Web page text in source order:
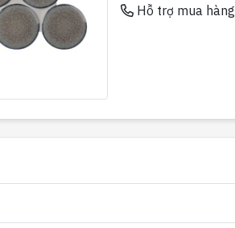
Hỗ trợ mua hàng